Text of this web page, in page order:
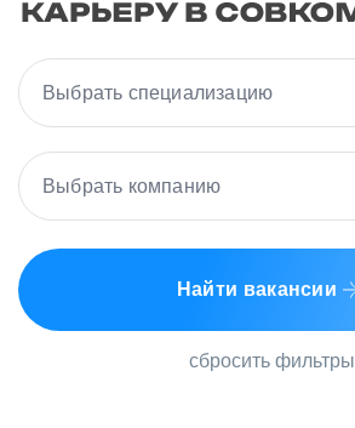
Выбрать специализацию
Выбрать компанию
Найти вакансии
сбросить фильтры